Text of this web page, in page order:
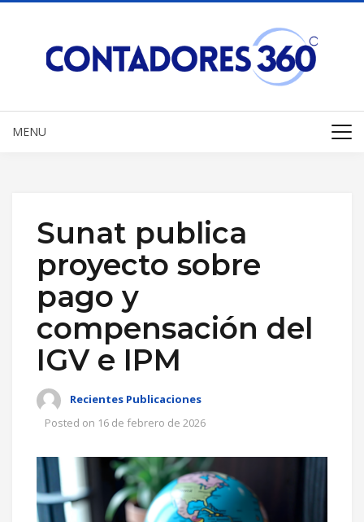
MENU
Sunat publica
proyecto sobre
pago y
compensación del
IGV e IPM
Recientes Publicaciones
Posted on 16 de febrero de 2026